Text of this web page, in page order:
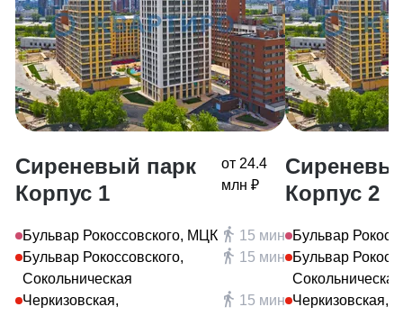
Сиреневый парк
Корпус 1
от 24.4
млн ₽
Бульвар Рокоссовского, МЦК
15 мин
Бульвар Рокоссовского,
Сокольническая
15 мин
Черкизовская,
15 мин
Корпус 2
Бульвар
Бульвар
Сокольническая
Черкизовская,